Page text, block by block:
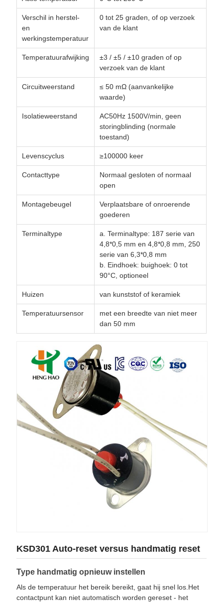
Verschil in herstel-
en
werkingstemperatuur
0 tot 25 graden, of op verzoek
van de klant
Temperatuurafwijking
±3 / ±5 / ±10 graden of op
verzoek van de klant
Circuitweerstand
≤ 50 mΩ (aanvankelijke
waarde)
Isolatieweerstand
AC50Hz 1500V/min, geen
storingblinding (normale
toestand)
Levenscyclus ≥100000 keer
Contacttype
Normaal gesloten of normaal
open
Montagebeugel
Verplaatsbare of onroerende
goederen
Terminaltype
a. Terminaltype: 187 serie van
4,8*0,5 mm en 4,8*0,8 mm, 250
serie van 6,3*0,8 mm
b. Eindhoek: buighoek: 0 tot
90°C, optioneel
Huizen van kunststof of keramiek
Temperatuursensor
met een breedte van niet meer
dan 50 mm
KSD301 Auto-reset versus handmatig reset
Type handmatig opnieuw instellen
Als de temperatuur het bereik bereikt, gaat hij snel los.Het
contactpunt kan niet automatisch worden gereset - het